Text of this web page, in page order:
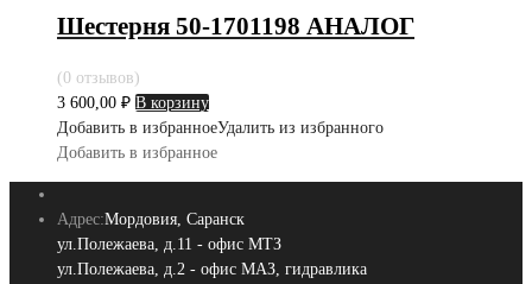
Шестерня 50-1701198 АНАЛОГ
(0 отзывов)
3 600,00 ₽ В корзину
Добавить в избранноеУдалить из избранного
Добавить в избранное
Адрес:Мордовия, Саранск
ул.Полежаева, д.11 - офис МТЗ
ул.Полежаева, д.2 - офис МАЗ, гидравлика